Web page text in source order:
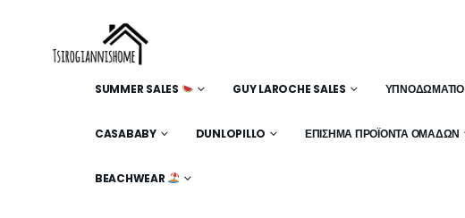
SUMMER SALES GUY LAROCHE SALES ΥΠΝΟΔΩΜΆΤΙΟ
CASABABY DUNLOPILLO ΕΠΊΣΗΜΑ ΠΡΟΪΌΝΤΑ ΟΜΆΔΩΝ
BEACHWEAR